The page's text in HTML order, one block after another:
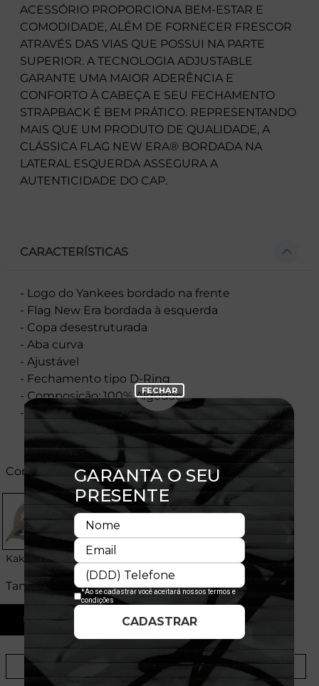
ACESSÓRIO PROPORCIONA BEM-ESTAR E
COMODIDADE, ALÉM DE FORNECER FRESCOR
ATRAVÉS DAS VIAS QUE POSSUI NA PARTE
SUPERIOR. A TECNOLOGIA ADJUSTABLE
GARANTE UMA MAIOR ADERÊNCIA E
CONFORTO À CABEÇA E SEU FECHAMENTO
STRAPBACK É BEM PRÁTICO. REPRESENTANDO
MAIS QUE UM PRODUTO DE QUALIDADE, A
CLÁSSICA FLAG NEW ERA® BORDADA NA
LATERAL ESQUERDA ASSEGURA A
AUTENTICIDADE DO CAP.
CARACTERÍSTICAS
- Logo do Yankees bordado na frente
- Flag New Era bordada à esquerda
- Copa desestruturada
- Aba curva
- Ajustável
- Fechamento tipo D-Ring
- Composição: 100% Algodão
- Licença Oficial
Cores:
Kaki
Tamanhos:
U
Provador Virtual Tabela de Medidas